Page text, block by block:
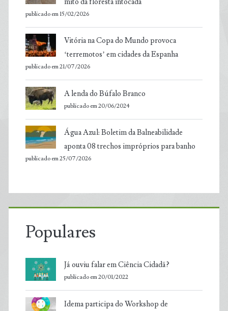
publicado em 15/02/2026
Vitória na Copa do Mundo provoca
‘terremotos’ em cidades da Espanha
publicado em 21/07/2026
A lenda do Búfalo Branco
publicado em 20/06/2024
Água Azul: Boletim da Balneabilidade
aponta 08 trechos impróprios para banho
publicado em 25/07/2026
Populares
Já ouviu falar em Ciência Cidadã?
publicado em 20/01/2022
Idema participa do Workshop de